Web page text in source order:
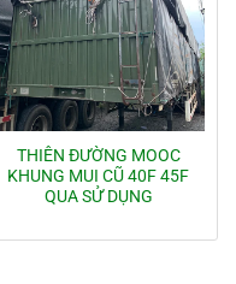
THIÊN ĐƯỜNG MOOC
KHUNG MUI CŨ 40F 45F
QUA SỬ DỤNG